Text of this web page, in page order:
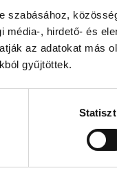
szabásához,
, hirdető- és
az adatokat más
gyűjtöttek.